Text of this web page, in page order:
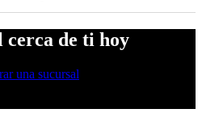
cerca de ti hoy
una sucursal